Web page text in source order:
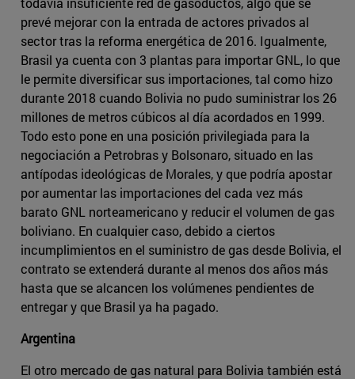
prevé mejorar con la entrada de actores privados al
sector tras la reforma energética de 2016. Igualmente,
Brasil ya cuenta con 3 plantas para importar GNL, lo que
le permite diversificar sus importaciones, tal como hizo
durante 2018 cuando Bolivia no pudo suministrar los 26
millones de metros cúbicos al día acordados en 1999.
Todo esto pone en una posición privilegiada para la
negociación a Petrobras y Bolsonaro, situado en las
antípodas ideológicas de Morales, y que podría apostar
por aumentar las importaciones del cada vez más
barato GNL norteamericano y reducir el volumen de gas
boliviano. En cualquier caso, debido a ciertos
incumplimientos en el suministro de gas desde Bolivia, el
contrato se extenderá durante al menos dos años más
hasta que se alcancen los volúmenes pendientes de
entregar y que Brasil ya ha pagado.
Argentina
El otro mercado de gas natural para Bolivia también está